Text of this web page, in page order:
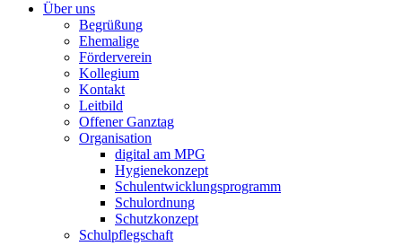
Über uns
Begrüßung
Ehemalige
Förderverein
Kollegium
Kontakt
Leitbild
Offener Ganztag
Organisation
digital am MPG
Hygienekonzept
Schulentwicklungsprogramm
Schulordnung
Schutzkonzept
Schulpflegschaft